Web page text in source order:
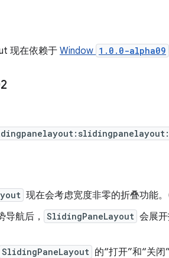
现在依赖于 Window 1.0.0-alpha09
现在会考虑宽度非零的折叠功能
导航后，
SlidingPaneLayout 会展
SlidingPaneLayout 的“打开”和“关